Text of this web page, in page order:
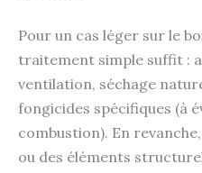
Pour un cas léger sur le
traitement simple suffit :
ventilation, séchage
fongicides spécifiques (à
combustion). En
ou des éléments